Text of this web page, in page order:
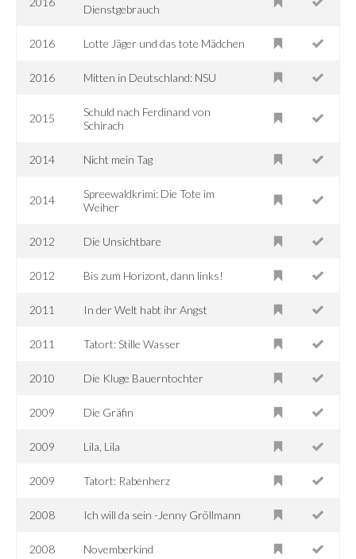
Dienstgebrauch
2016 Lotte Jäger und das tote Mädchen
2016 Mitten in Deutschland: NSU
2015
Schuld nach Ferdinand von
Schirach
2014 Nicht mein Tag
2014
Spreewaldkrimi: Die Tote im
Weiher
2012 Die Unsichtbare
2012 Bis zum Horizont, dann links!
2011 In der Welt habt ihr Angst
2011 Tatort: Stille Wasser
2010 Die Kluge Bauerntochter
2009 Die Gräfin
2009 Lila, Lila
2009 Tatort: Rabenherz
2008 Ich will da sein -Jenny Gröllmann
2008 Novemberkind